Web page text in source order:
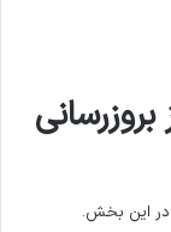
این بخش.